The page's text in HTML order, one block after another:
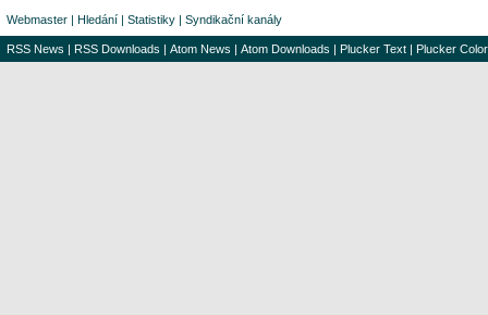
Webmaster | Hledání | Statistiky | Syndikační kanály
RSS News | RSS Downloads | Atom News | Atom Downloads | Plucker Text | Plucker Color